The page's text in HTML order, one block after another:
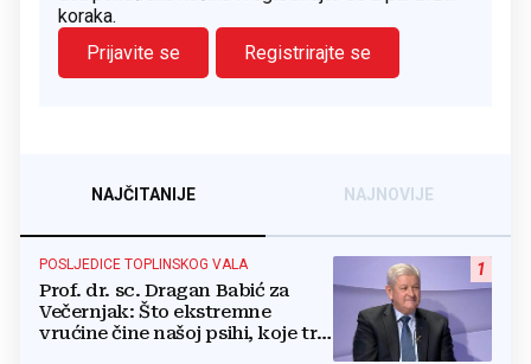
koraka.
Prijavite se
Registrirajte se
NAJČITANIJE NAJNOVIJE
1
POSLJEDICE TOPLINSKOG VALA
Prof. dr. sc. Dragan Babić za
Večernjak: Što ekstremne
vrućine čine našoj psihi, koje tri